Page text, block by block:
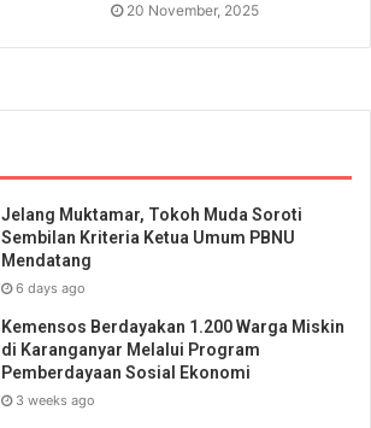
20 November, 2025
Jelang Muktamar, Tokoh Muda Soroti
Sembilan Kriteria Ketua Umum PBNU
Mendatang
6 days ago
Kemensos Berdayakan 1.200 Warga Miskin
di Karanganyar Melalui Program
Pemberdayaan Sosial Ekonomi
3 weeks ago